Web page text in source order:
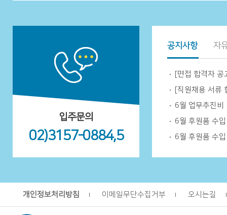
입주문의
02)3157-0884,5
[면접 합격자 공
[직원채용 서류
6월 업무추진비
6월 후원품 수
6월 후원품 수
개인정보처리방침 이메일무단수집거부 오시는길